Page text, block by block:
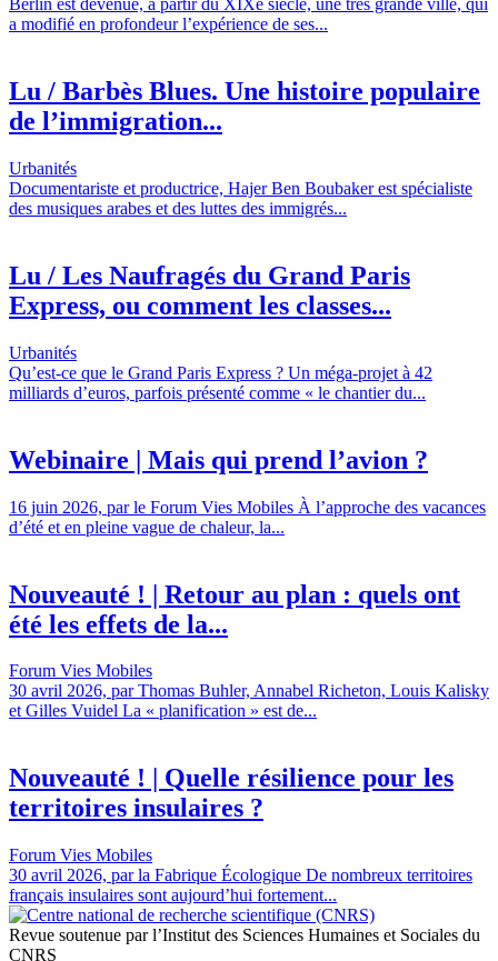
Berlin est devenue, à partir du XIXe siècle, une très grande ville, qui
a modifié en profondeur l’expérience de ses...
Lu / Barbès Blues. Une histoire populaire
de l’immigration...
Urbanités
Documentariste et productrice, Hajer Ben Boubaker est spécialiste
des musiques arabes et des luttes des immigrés...
Lu / Les Naufragés du Grand Paris
Express, ou comment les classes...
Urbanités
Qu’est-ce que le Grand Paris Express ? Un méga-projet à 42
milliards d’euros, parfois présenté comme « le chantier du...
Webinaire | Mais qui prend l’avion ?
16 juin 2026, par le Forum Vies Mobiles À l’approche des vacances
d’été et en pleine vague de chaleur, la...
Nouveauté ! | Retour au plan : quels ont
été les effets de la...
Forum Vies Mobiles
30 avril 2026, par Thomas Buhler, Annabel Richeton, Louis Kalisky
et Gilles Vuidel La « planification » est de...
Nouveauté ! | Quelle résilience pour les
territoires insulaires ?
Forum Vies Mobiles
30 avril 2026, par la Fabrique Écologique De nombreux territoires
français insulaires sont aujourd’hui fortement...
Revue soutenue par l’Institut des Sciences Humaines et Sociales du
CNRS